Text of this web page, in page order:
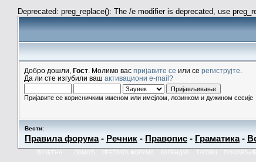
Deprecated: preg_replace(): The /e modifier is deprecated, use
Добро дошли, Гост . Молимо вас пријавите се или се региструјте
Да ли сте изгубили ваш активациони e-mail?
Пријавите се корисничким именом или имејлом, лозинком и дужином сесије
Вести:
Правила форума- Речник - Правопис - Граматика-
КАЛЕНДАР